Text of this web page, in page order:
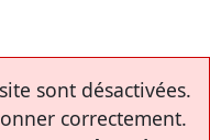
sont désactivées.
correctement.